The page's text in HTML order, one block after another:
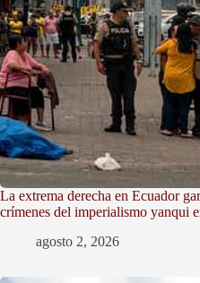
La extrema derecha en Ecuador
crímenes del imperialismo yanqui
agosto 2, 2026